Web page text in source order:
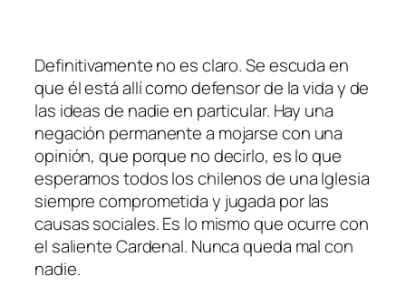
Definitivamente no es claro. Se escuda en
que él está allí como defensor de la vida y de
las ideas de nadie en particular. Hay una
negación permanente a mojarse con una
opinión, que porque no decirlo, es lo que
esperamos todos los chilenos de una Iglesia
siempre comprometida y jugada por las
causas sociales. Es lo mismo que ocurre con
el saliente Cardenal. Nunca queda mal con
nadie.